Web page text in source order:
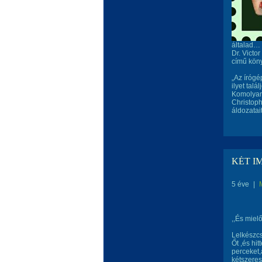
általad…
Dr.
című
„Az
ilyet
KÉT
5 éve
,,És
Őt ,és